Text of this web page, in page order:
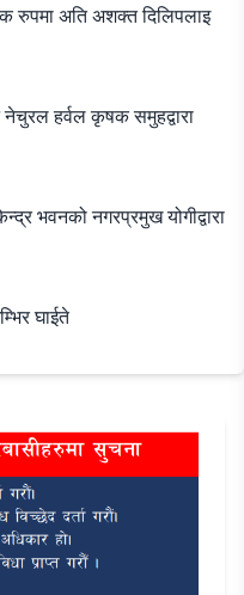
रुपमा अति अशक्त दिलिपलाइ
नेचुरल हर्वल कृषक समुहद्वारा
भवनको नगरप्रमुख योगीद्वारा
घाईते